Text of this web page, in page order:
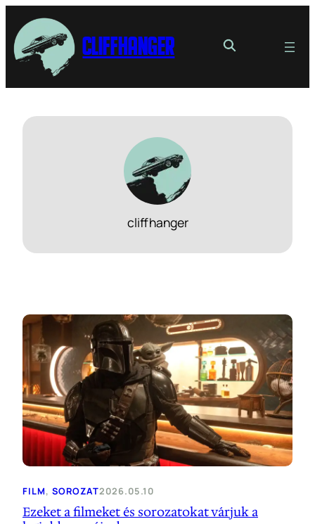
Cliffhanger
cliffhanger
FILM, SOROZAT2026.05.10
Ezeket a filmeket és sorozatokat várjuk a